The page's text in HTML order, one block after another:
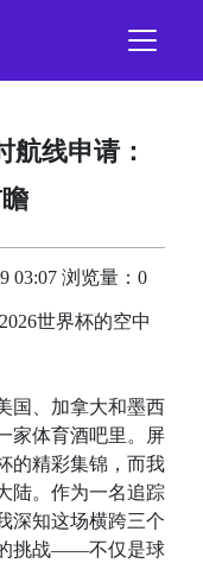
航线申请：
03:07 浏览量：0
世界杯的空中
国、加拿大和墨西
家体育酒吧里。屏
的精彩集锦，而我
陆。作为一名追踪
深知这场横跨三个
挑战——不仅是球